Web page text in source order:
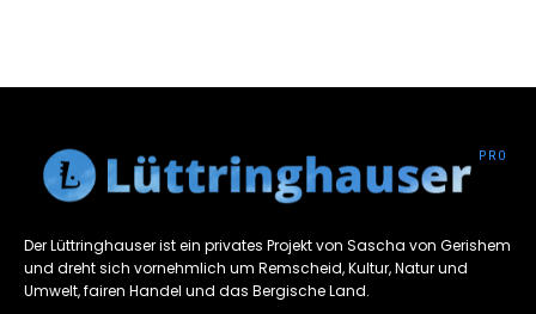
Der Lüttringhauser ist ein privates Projekt von Sascha von Gerishem
und dreht sich vornehmlich um Remscheid, Kultur, Natur und
Umwelt, fairen Handel und das Bergische Land.